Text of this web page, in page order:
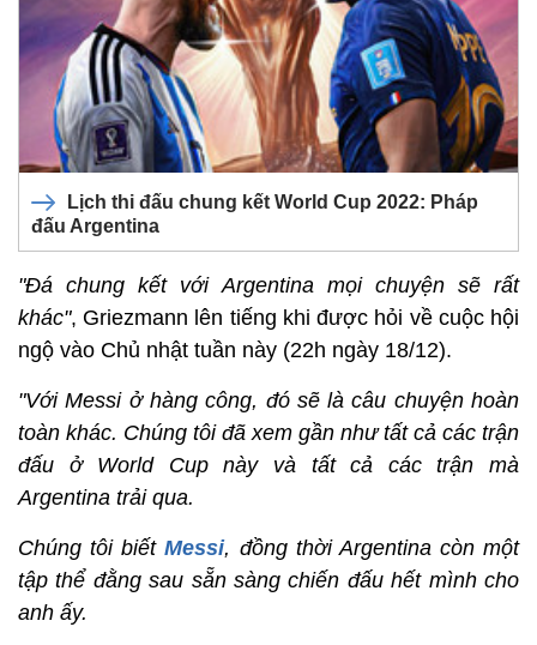
Lịch thi đấu chung kết World Cup 2022: Pháp
đấu Argentina
"Đá chung kết với Argentina mọi chuyện sẽ rất
khác", Griezmann lên tiếng khi được hỏi về cuộc hội
ngộ vào Chủ nhật tuần này (22h ngày 18/12).
"Với Messi ở hàng công, đó sẽ là câu chuyện hoàn
toàn khác. Chúng tôi đã xem gần như tất cả các trận
đấu ở World Cup này và tất cả các trận mà
Argentina trải qua.
Chúng tôi biếtMessi, đồng thời Argentina còn một
tập thể đằng sau sẵn sàng chiến đấu hết mình cho
anh ấy.